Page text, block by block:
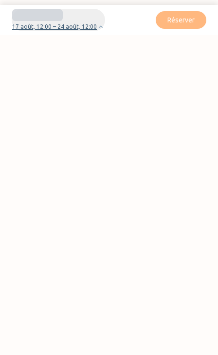
17 août, 12:00 – 24 août, 12:00
Réserver